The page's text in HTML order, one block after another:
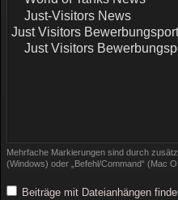
Mehrfache Markierungen sind durch
(Windows) oder „Befehl/Command“ (Mac
Beiträge mit Dateianhängen